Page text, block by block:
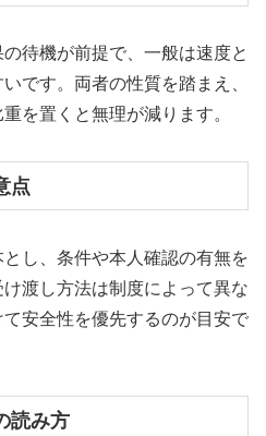
待機が前提で、一般は速度と
です。両者の性質を踏まえ、
を置くと無理が減ります。
点
し、条件や本人確認の有無を
渡し方法は制度によって異な
安全性を優先するのが目安で
読み方